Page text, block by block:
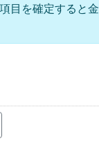
目を確定すると金